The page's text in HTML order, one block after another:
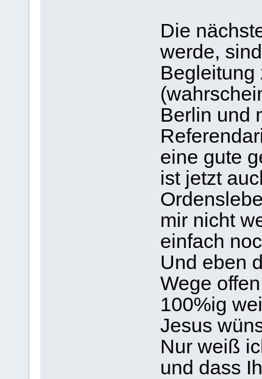
Die
werde,
Begleitung
Berlin und
eine gute
ist jetzt
mir nicht
einfach
Und eben
Wege
100%ig
Jesus
Nur weiß
und dass